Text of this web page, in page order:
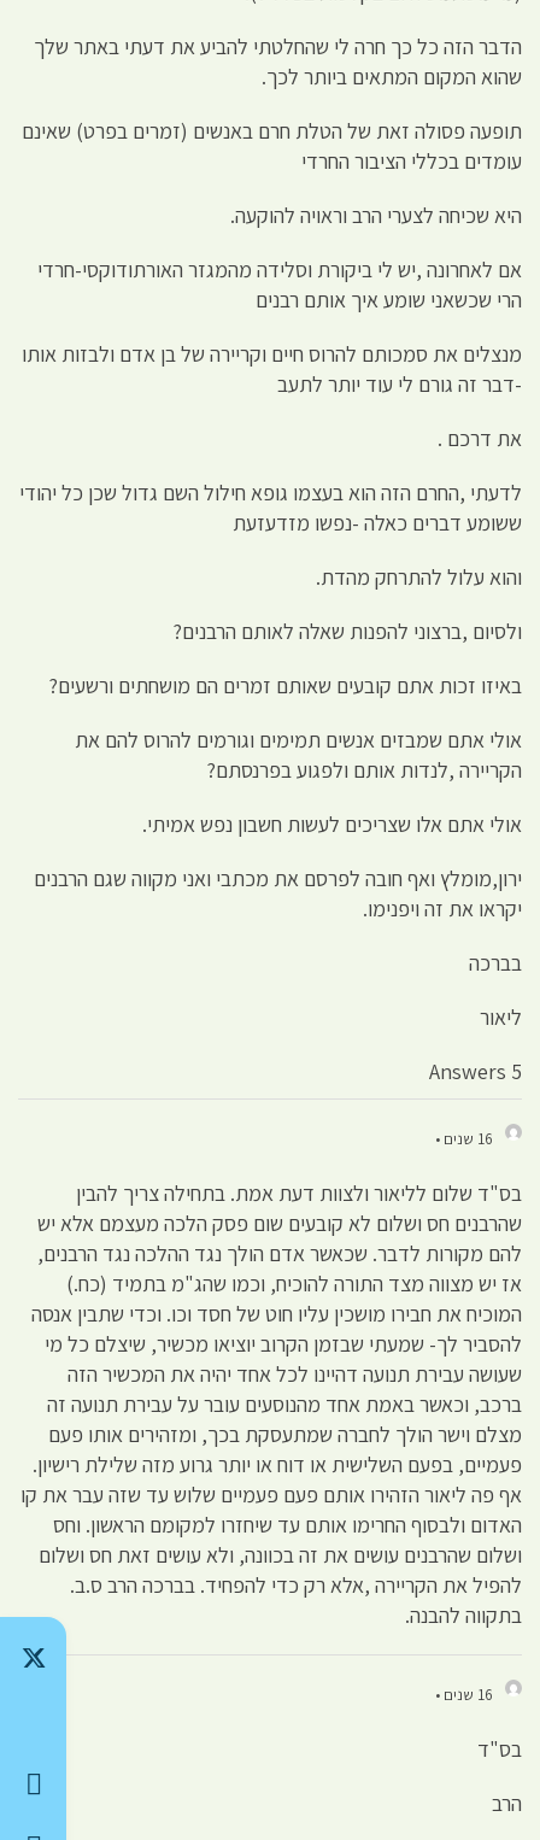
הדבר הזה כל כך חרה לי שהחלטתי להביע את דעתי באתר שלך
שהוא המקום המתאים ביותר לכך.
תופעה פסולה זאת של הטלת חרם באנשים (זמרים בפרט) שאינם
עומדים בכללי הציבור החרדי
היא שכיחה לצערי הרב וראויה להוקעה.
אם לאחרונה ,יש לי ביקורת וסלידה מהמגזר האורתודוקסי-חרדי
הרי שכשאני שומע איך אותם רבנים
מנצלים את סמכותם להרוס חיים וקריירה של בן אדם ולבזות אותו
-דבר זה גורם לי עוד יותר לתעב
את דרכם .
לדעתי ,החרם הזה הוא בעצמו גופא חילול השם גדול שכן כל יהודי
ששומע דברים כאלה -נפשו מזדעזעת
והוא עלול להתרחק מהדת.
ולסיום ,ברצוני להפנות שאלה לאותם הרבנים?
באיזו זכות אתם קובעים שאותם זמרים הם מושחתים ורשעים?
אולי אתם שמבזים אנשים תמימים וגורמים להרוס להם את
הקריירה ,לנדות אותם ולפגוע בפרנסתם?
אולי אתם אלו שצריכים לעשות חשבון נפש אמיתי.
ירון,מומלץ ואף חובה לפרסם את מכתבי ואני מקווה שגם הרבנים
יקראו את זה ויפנימו.
בברכה
ליאור
5 Answers
16 שנים •
בס"ד שלום לליאור ולצוות דעת אמת. בתחילה צריך להבין
שהרבנים חס ושלום לא קובעים שום פסק הלכה מעצמם אלא יש
להם מקורות לדבר. שכאשר אדם הולך נגד ההלכה נגד הרבנים,
אז יש מצווה מצד התורה להוכיח, וכמו שהג"מ בתמיד (כח.)
המוכיח את חבירו מושכין עליו חוט של חסד וכו. וכדי שתבין אנסה
להסביר לך- שמעתי שבזמן הקרוב יוציאו מכשיר, שיצלם כל מי
שעושה עבירת תנועה דהיינו לכל אחד יהיה את המכשיר הזה
ברכב, וכאשר באמת אחד מהנוסעים עובר על עבירת תנועה זה
מצלם וישר הולך לחברה שמתעסקת בכך, ומזהירים אותו פעם
פעמיים, בפעם השלישית או דוח או יותר גרוע מזה שלילת רישיון.
אף פה ליאור הזהירו אותם פעם פעמיים שלוש עד שזה עבר את קו
האדום ולבסוף החרימו אותם עד שיחזרו למקומם הראשון. וחס
ושלום שהרבנים עושים את זה בכוונה, ולא עושים זאת חס ושלום
להפיל את הקריירה ,אלא רק כדי להפחיד. בברכה הרב ס.ב.
בתקווה להבנה.
16 שנים •
בס"ד
הרב